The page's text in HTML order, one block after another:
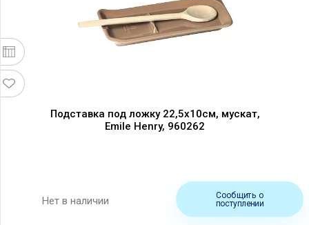
Подставка под ложку 22,5х10см, мускат,
Emile Henry, 960262
Нет в наличии
Сообщить о
поступлении